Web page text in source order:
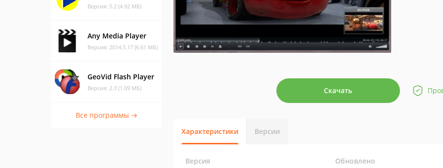
Версия: 5.2 (4.92 МБ)
Any Media Player
Версия: 2014.5.17 (6.61 МБ)
GeoVid Flash Player
Версия: 2.3 (1.09 МБ)
Все программы →
Скачать
Характеристики Версии
Версия Обновлено